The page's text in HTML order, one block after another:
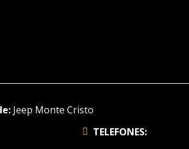
Jeep Monte Cristo
TELEFONES: